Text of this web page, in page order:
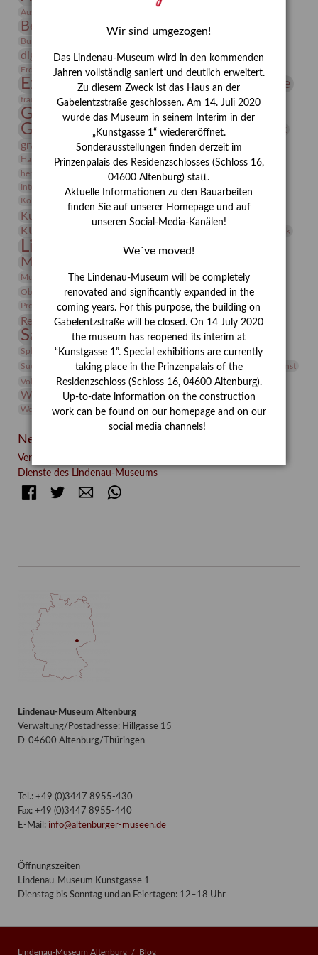
Ausstellung „Vier Winde“
Bernhard August von Lindenau
Burg Posterstein
digitallabor Entartete Kunst
Enteignung
Erdmann Julius Dietrich
Erlebnisportal estrusker Exlibris
Expressionismus Festrede Florenz Fotografie
frauen Frauen in der Antike und heute
Gerhard-Altenbourg-Preis
Gerhard Altenbourg
Gerhard Kurt Müller
grafische sammlung griechische Mythologie
Hanns-Conon von der Gabelentz Heinrich Kirchhoff Heldinnen
herman de vries Humboldt
Insekten
Integriertes Schädlingsmanagement
Jahresempfang
Kolosseum
Kunst
Kunstmuseum Kunstvermittlung Kunst von Kühl
KUNSTWAND Künstler Lehmbruck
Lindenau-Museum Marstall
Museumsgeschichte
Museumspädagogik Mäzen Napoleon Natur
Neue Remise
Objekt im Fokus
Paul Klee Peter Schnürpel Phelloplastik
Pohlhof
Provenienz
Provenienzforschung
Restaurierung Restitution Rudi Lesser Ruth Wolf-Rehfeld
Sammlung Samstagszeichner Skulptur
Sonderausstellung
Sphinx
studio Studio Bildende Kunst
studioDIGITAL
Suermondt-Ludwig-Museum
Vermittlung Video
Videokunst
Volontariat
Walter Rheiner Weihnachten Werefkin
Werkbetrachtung Winter Wissenschaft
Wolf and Dog
Wolf und Hund
Zirkuswoche
Neueste Beiträge
Verschenkt, verkauft, vergessen? – Kunstdetektivinnen im
Dienste des Lindenau-Museums
FacebookTwitter E-mail
Lindenau-Museum Altenburg
Verwaltung/Postadresse: Hillgasse 15
D-04600 Altenburg/Thüringen
Tel.: +49 (0)3447 8955-430
Fax: +49 (0)3447 8955-440
E-Mail: info@altenburger-museen.de
Öffnungszeiten
Lindenau-Museum Kunstgasse 1
Dienstag bis Sonntag und an Feiertagen: 12–18 Uhr
Lindenau-Museum Altenburg Blog
Wir sind umgezogen!
Das Lindenau-Museum wird in den kommenden
Jahren vollständig saniert und deutlich erweitert.
Zu diesem Zweck ist das Haus an der
Gabelentzstraße geschlossen. Am 14. Juli 2020
wurde das Museum in seinem Interim in der
„Kunstgasse 1“ wiedereröffnet.
Sonderausstellungen finden derzeit im
Prinzenpalais des Residenzschlosses (Schloss 16,
04600 Altenburg) statt.
Aktuelle Informationen zu den Bauarbeiten
finden Sie auf unserer Homepage und auf
unseren Social-Media-Kanälen!
We´ve moved!
The Lindenau-Museum will be completely
renovated and significantly expanded in the
coming years. For this purpose, the building on
Gabelentzstraße will be closed. On 14 July 2020
the museum has reopened its interim at
“Kunstgasse 1”. Special exhibitions are currently
taking place in the Prinzenpalais of the
Residenzschloss (Schloss 16, 04600 Altenburg).
Up-to-date information on the construction
work can be found on our homepage and on our
social media channels!